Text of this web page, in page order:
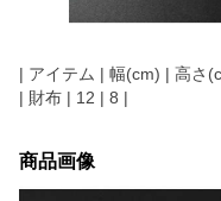
| アイテム | 幅(cm) | 高さ
| 財布 | 12 | 8 |
商品画像